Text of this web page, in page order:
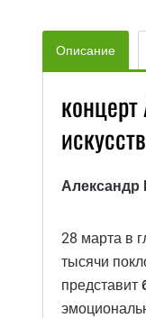
Описание
Александр
28 марта в
тысячи
представит